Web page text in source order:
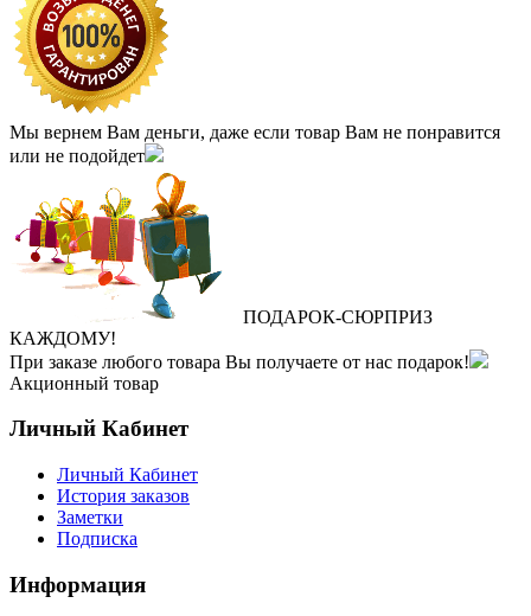
Мы вернем Вам деньги, даже если товар Вам не понравится
или не подойдет
ПОДАРОК‐СЮРПРИЗ
КАЖДОМУ!
При заказе любого товара Вы получаете от нас подарок!
Акционный товар
Личный Кабинет
Личный Кабинет
История заказов
Заметки
Подписка
Информация